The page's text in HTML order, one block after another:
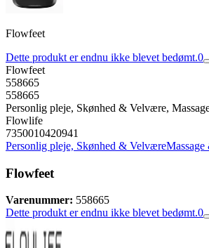
Flowfeet
Dette produkt er endnu ikke blevet bedømt.0
Flowfeet
558665
558665
Personlig pleje, Skønhed & Velvære,
Flowlife
7350010420941
Personlig pleje, Skønhed & Velvære
Flowfeet
Varenummer: 558665
Dette produkt er endnu ikke blevet bedømt.0